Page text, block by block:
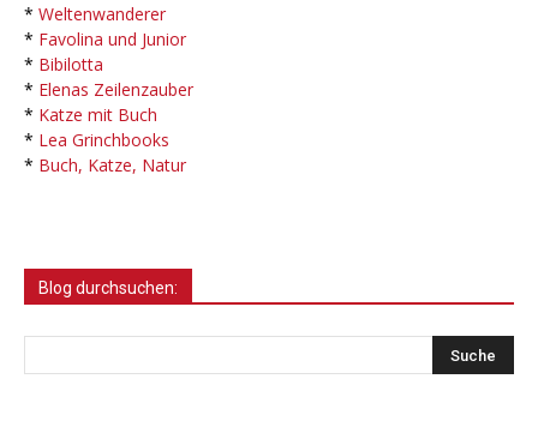
* Weltenwanderer
* Favolina und Junior
* Bibilotta
* Elenas Zeilenzauber
* Katze mit Buch
* Lea Grinchbooks
* Buch, Katze, Natur
Blog durchsuchen: